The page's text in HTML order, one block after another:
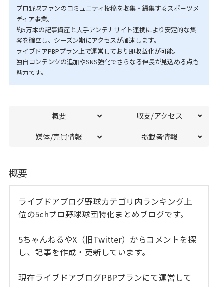
プロ野球ファンのコミュニティ投稿を収集・編集するスポーツメ
ディア事業。
約5万本の記事資産と大手アンテナサイト連携により安定的な集
客を確立し、シーズン期にアクセスが加速します。
ライブドアPBPプラン上で運営しており即収益化が可能。
独自コンテンツの追加やSNS強化でさらなる伸長が見込める点も
魅力です。
概要 収支/アクセス
媒体/売買情報 掲載者情報
概要
ライブドアブログ野球カテゴリ内ランキング上
位の5chプロ野球球団特化まとめブログです。
5ちゃんねるやX（旧Twitter）からコメントを探
し、記事を作成・更新しています。
現在ライブドアブログPBPプランにて運営して